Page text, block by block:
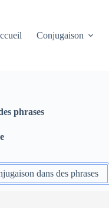
Conjugaison
phrases
dans des phrases